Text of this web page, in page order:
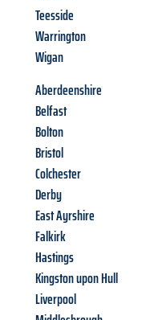
Teesside
Warrington
Wigan
Aberdeenshire
Belfast
Bolton
Bristol
Colchester
Derby
East Ayrshire
Falkirk
Hastings
Kingston upon Hull
Liverpool